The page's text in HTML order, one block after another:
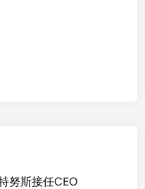
努斯接任CEO